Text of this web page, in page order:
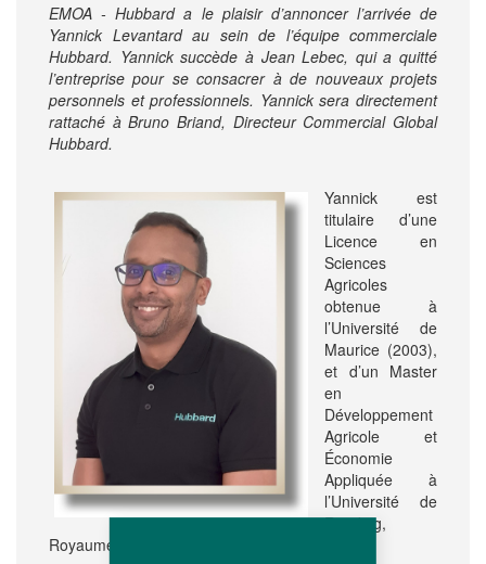
EMOA - Hubbard a le plaisir d’annoncer l’arrivée de
Yannick Levantard au sein de l’équipe commerciale
Hubbard. Yannick succède à Jean Lebec, qui a quitté
l’entreprise pour se consacrer à de nouveaux projets
personnels et professionnels. Yannick sera directement
rattaché à Bruno Briand, Directeur Commercial Global
Hubbard.
Yannick est
titulaire d’une
Licence en
Sciences
Agricoles
obtenue à
l’Université de
Maurice (2003),
et d’un Master
en
Développement
Agricole et
Économie
Appliquée à
l’Université de
Reading,
Royaume-Uni (2005).